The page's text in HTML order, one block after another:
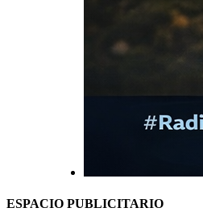
ESPACIO PUBLICITARIO